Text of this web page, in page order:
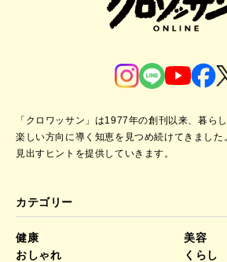
「クロワッサン」は1977年の創刊以来、暮ら
楽しい方向に導く知恵を見つめ続けてきました
見出すヒントを提供していきます。
カテゴリー
健康
美容
おしゃれ
くらし